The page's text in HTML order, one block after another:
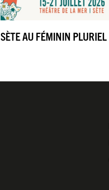
SÈTE AU FÉMININ PLURIEL